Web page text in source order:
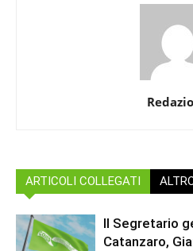
ARTICOLI COLLEGATI
Il Segretario
Catanzaro,